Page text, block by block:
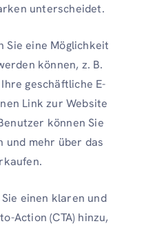
unterscheidet.
Sie eine Möglichkeit
können, z. B.
geschäftliche E-
Link zur Website
können Sie
mehr über das
Sie einen klaren und
Action (CTA) hinzu,